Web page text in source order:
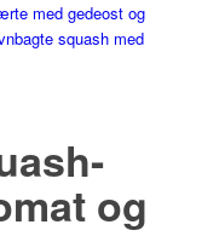
med gedeost og
squash med
og